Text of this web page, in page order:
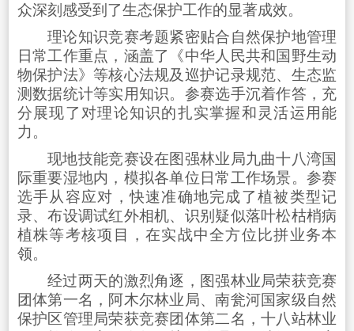
众深刻感受到了生态保护工作的显著成效。
理论知识竞赛考题紧密贴合自然保护地管理
日常工作重点，涵盖了《中华人民共和国野生动
物保护法》等核心法规及巡护记录规范、生态监
测数据统计等实用知识。参赛选手沉着作答，充
分展现了对理论知识的扎实掌握和灵活运用能
力。
现地技能竞赛设在图强林业局九曲十八湾国
际重要湿地内，模拟各单位日常工作场景。参赛
选手从容应对，快速准确地完成了植被类型记
录、布设调试红外相机、识别疑似落叶松枯梢病
植株等考核项目，在实战中全方位比拼业务本
领。
经过两天的激烈角逐，图强林业局荣获竞赛
团体第一名，阿木尔林业局、南瓮河国家级自然
保护区管理局荣获竞赛团体第二名，十八站林业